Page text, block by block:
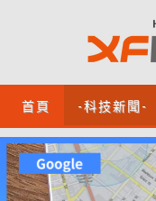
首頁 -科技新聞-